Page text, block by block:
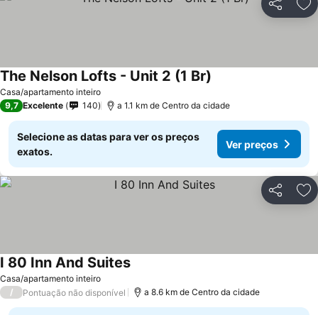
Partilhar
Casa/apartamento inteiro
The Nelson Lofts - Unit 2 (1 Br)
9,7 Excelente 140 a 1.1 km de Centro da cidade
Selecione as datas para ver os preços
exatos.
Ver preços
Partilhar
Casa/apartamento inteiro
I 80 Inn And Suites
/ Pontuação não disponível a 8.6 km de Centro da cidade